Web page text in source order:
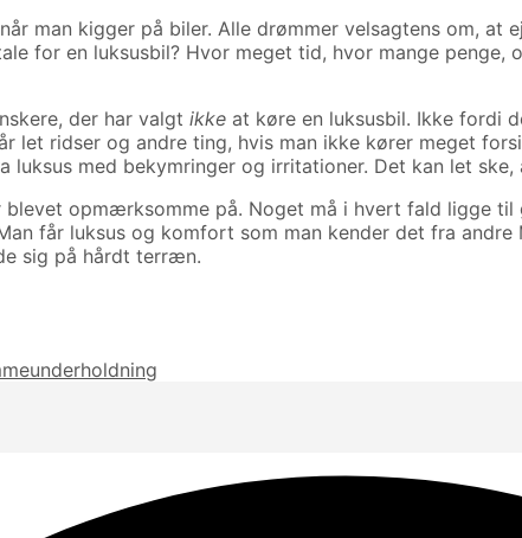
man kigger på biler. Alle drømmer velsagtens om, at
for en luksusbil? Hvor meget tid, hvor mange
der har valgt ikke at køre en luksusbil. Ikke fordi
let ridser og andre ting, hvis man ikke kører meget
luksus med bekymringer og irritationer. Det kan let
opmærksomme på. Noget må i hvert fald ligge til
får luksus og komfort som man kender det fra andre
sig på hårdt terræn.